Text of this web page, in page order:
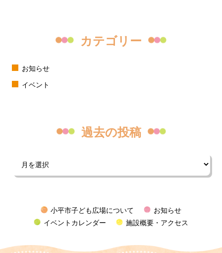
カテゴリー
お知らせ
イベント
過去の投稿
小平市子ども広場について
お知らせ
イベントカレンダー
施設概要・アクセス